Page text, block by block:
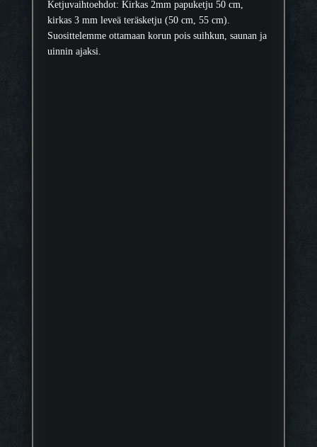
Ketjuvaihtoehdot: Kirkas 2mm papuketju 50 cm,
kirkas 3 mm leveä teräsketju (50 cm, 55 cm).
Suosittelemme ottamaan korun pois suihkun, saunan ja
uinnin ajaksi.